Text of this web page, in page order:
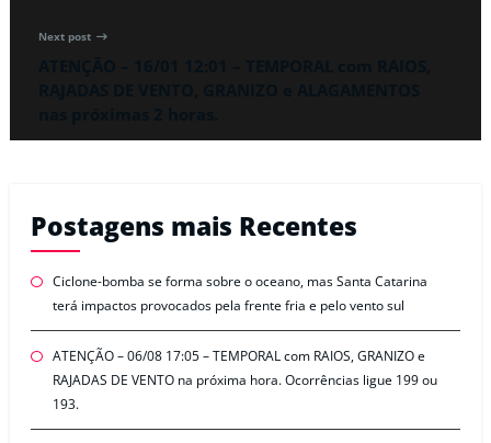
Next post
Postagens mais Recentes
Ciclone-bomba se forma sobre o oceano, mas Santa Catarina
terá impactos provocados pela frente fria e pelo vento sul
ATENÇÃO – 06/08 17:05 – TEMPORAL com RAIOS, GRANIZO e
RAJADAS DE VENTO na próxima hora. Ocorrências ligue 199 ou
193.